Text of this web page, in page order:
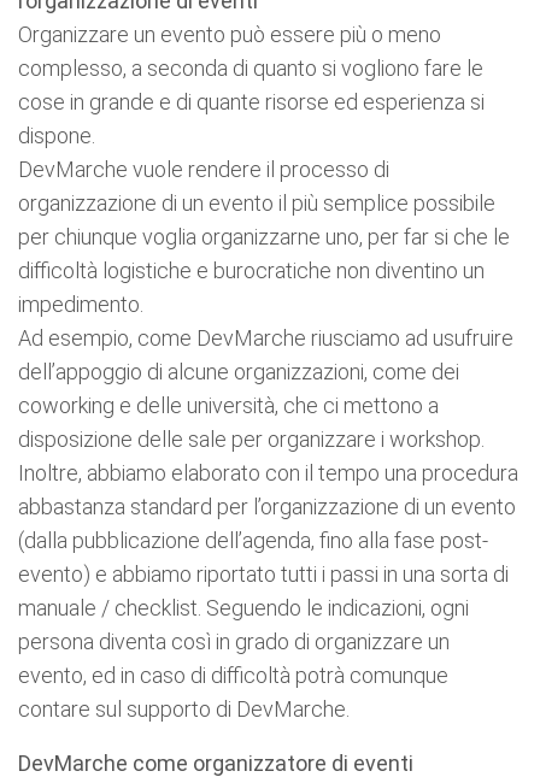
Organizzare un evento può essere più o meno
complesso, a seconda di quanto si vogliono fare le
cose in grande e di quante risorse ed esperienza si
dispone.
DevMarche vuole rendere il processo di
organizzazione di un evento il più semplice possibile
per chiunque voglia organizzarne uno, per far si che le
difficoltà logistiche e burocratiche non diventino un
impedimento.
Ad esempio, come DevMarche riusciamo ad usufruire
dell’appoggio di alcune organizzazioni, come dei
coworking e delle università, che ci mettono a
disposizione delle sale per organizzare i workshop.
Inoltre, abbiamo elaborato con il tempo una procedura
abbastanza standard per l’organizzazione di un evento
(dalla pubblicazione dell’agenda, fino alla fase post-
evento) e abbiamo riportato tutti i passi in una sorta di
manuale / checklist. Seguendo le indicazioni, ogni
persona diventa così in grado di organizzare un
evento, ed in caso di difficoltà potrà comunque
contare sul supporto di DevMarche.
DevMarche come organizzatore di eventi